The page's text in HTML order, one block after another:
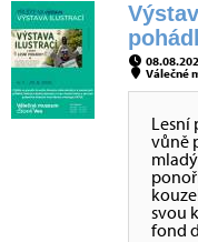
Válečné
Lesní
vůně
svou
fond